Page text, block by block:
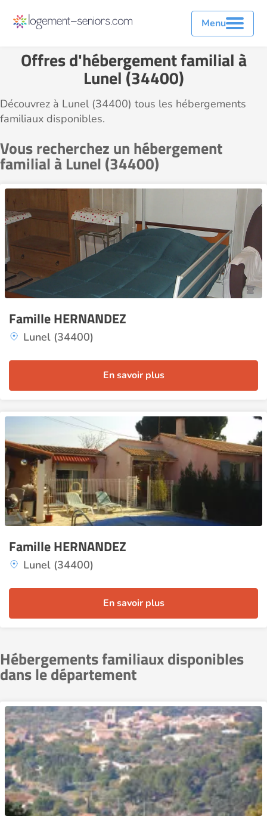
Menu
Offres d'hébergement familial à
Lunel (34400)
Découvrez à Lunel (34400) tous les hébergements
familiaux disponibles.
Vous recherchez un hébergement
familial à Lunel (34400)
Famille HERNANDEZ
Lunel (34400)
En savoir plus
Famille HERNANDEZ
Lunel (34400)
En savoir plus
Hébergements familiaux disponibles
dans le département